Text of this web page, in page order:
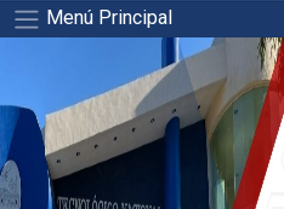
Menú Principal